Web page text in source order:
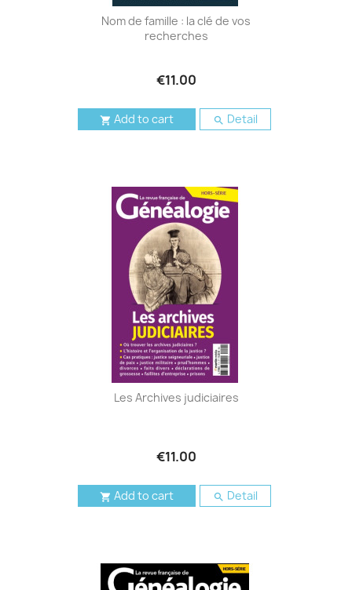
Nom de famille : la clé de vos
recherches
€11.00
 Add to cart  Detail
Les Archives judiciaires
€11.00
 Add to cart  Detail